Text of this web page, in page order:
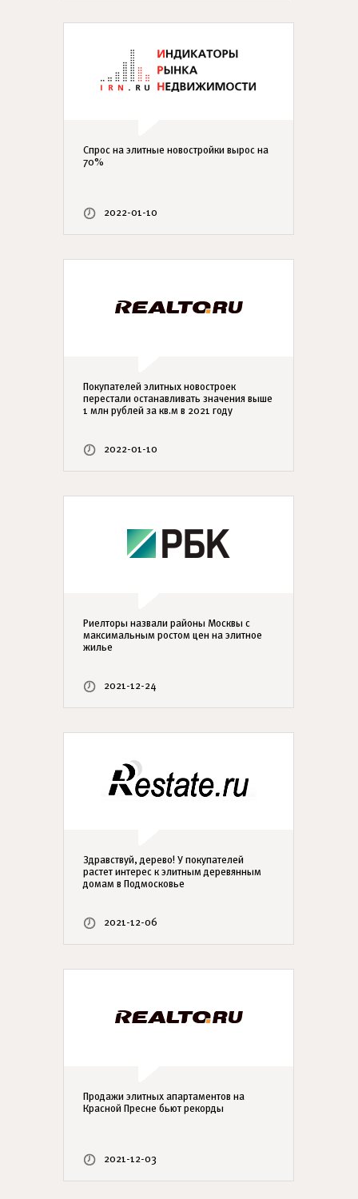
Спрос на элитные новостройки вырос на
70%
2022-01-10
Покупателей элитных новостроек
перестали останавливать значения выше
1 млн рублей за кв.м в 2021 году
2022-01-10
Риелторы назвали районы Москвы с
максимальным ростом цен на элитное
жилье
2021-12-24
Здравствуй, дерево! У покупателей
растет интерес к элитным деревянным
домам в Подмосковье
2021-12-06
Продажи элитных апартаментов на
Красной Пресне бьют рекорды
2021-12-03